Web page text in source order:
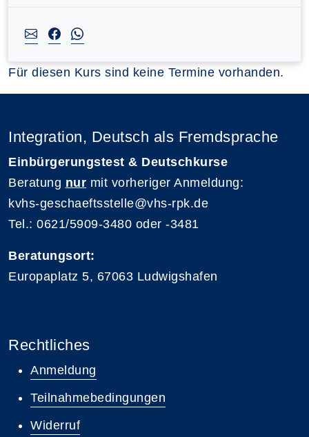
Für diesen Kurs sind keine Termine vorhanden.
Integration, Deutsch als Fremdsprache
Einbürgerungstest & Deutschkurse
Beratung nur mit vorheriger Anmeldung:
kvhs-geschaeftsstelle@vhs-rpk.de
Tel.: 0621/5909-3480 oder -3481
Beratungsort:
Europaplatz 5, 67063 Ludwigshafen
Rechtliches
Anmeldung
Teilnahmebedingungen
Widerruf